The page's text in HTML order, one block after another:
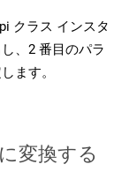
クラス インスタ
、2 番目のパラ
ます。
変換する